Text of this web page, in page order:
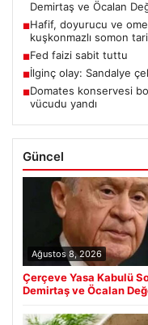
Demirtaş ve Öcalan
■Hafif, doyurucu ve
kuşkonmazlı somon
■Fed faizi sabit tuttu
■İlginç olay: Sandalye
■Domates konservesi
vücudu yandı
Güncel
Ağustos 8, 2026
Çerçeve Yasa Kabulü
Demirtaş ve Öcalan